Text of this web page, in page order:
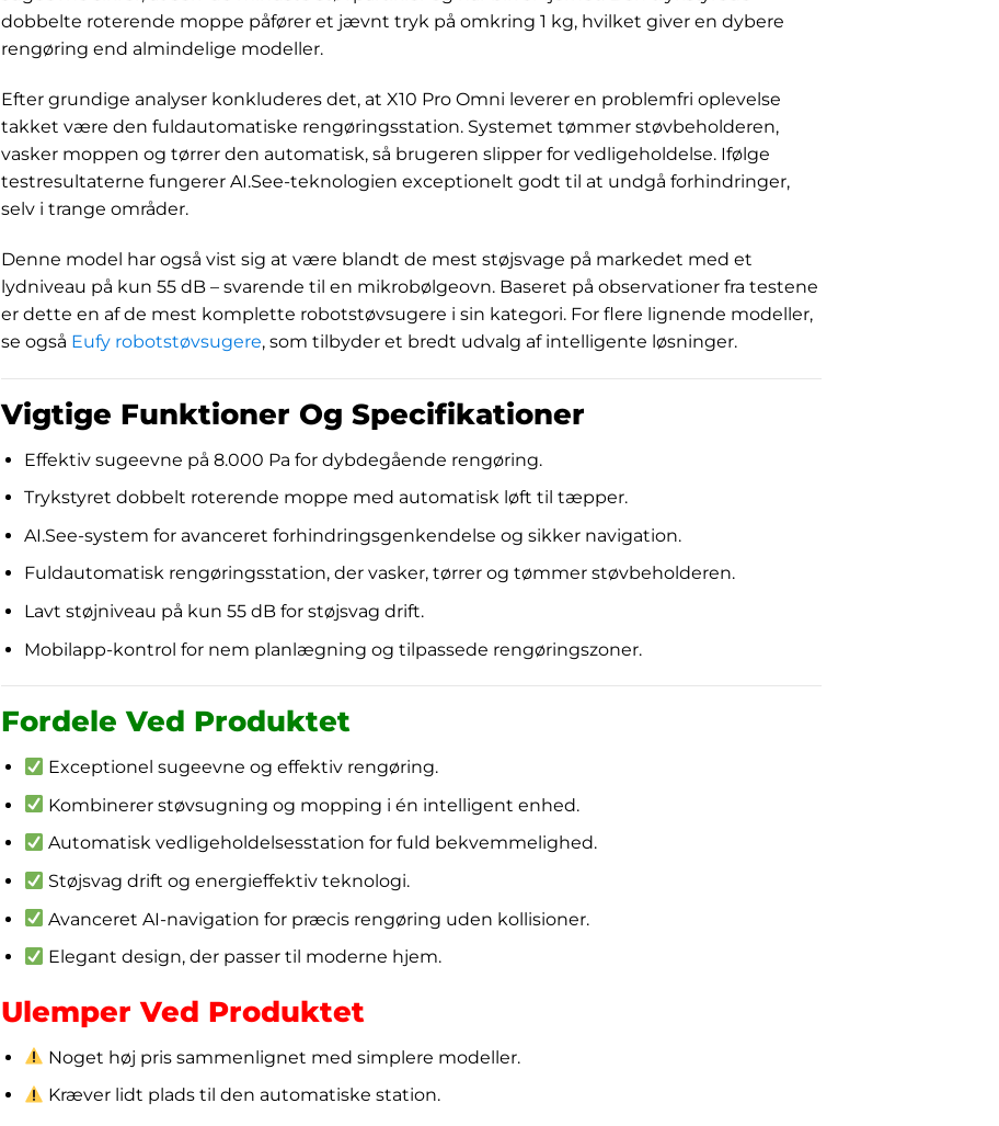
dobbelte roterende moppe påfører et jævnt tryk på omkring 1 kg, hvilket giver en dybere
rengøring end almindelige modeller.
Efter grundige analyser konkluderes det, at X10 Pro Omni leverer en problemfri oplevelse
takket være den fuldautomatiske rengøringsstation. Systemet tømmer støvbeholderen,
vasker moppen og tørrer den automatisk, så brugeren slipper for vedligeholdelse. Ifølge
testresultaterne fungerer AI.See-teknologien exceptionelt godt til at undgå forhindringer,
selv i trange områder.
Denne model har også vist sig at være blandt de mest støjsvage på markedet med et
lydniveau på kun 55 dB – svarende til en mikrobølgeovn. Baseret på observationer fra testene
er dette en af de mest komplette robotstøvsugere i sin kategori. For flere lignende modeller,
se også Eufy robotstøvsugere, som tilbyder et bredt udvalg af intelligente løsninger.
Vigtige Funktioner Og Specifikationer
Effektiv sugeevne på 8.000 Pa for dybdegående rengøring.
Trykstyret dobbelt roterende moppe med automatisk løft til tæpper.
AI.See-system for avanceret forhindringsgenkendelse og sikker navigation.
Fuldautomatisk rengøringsstation, der vasker, tørrer og tømmer støvbeholderen.
Lavt støjniveau på kun 55 dB for støjsvag drift.
Mobilapp-kontrol for nem planlægning og tilpassede rengøringszoner.
Fordele Ved Produktet
Exceptionel sugeevne og effektiv rengøring.
Kombinerer støvsugning og mopping i én intelligent enhed.
Automatisk vedligeholdelsesstation for fuld bekvemmelighed.
Støjsvag drift og energieffektiv teknologi.
Avanceret AI-navigation for præcis rengøring uden kollisioner.
Elegant design, der passer til moderne hjem.
Ulemper Ved Produktet
Noget høj pris sammenlignet med simplere modeller.
Kræver lidt plads til den automatiske station.